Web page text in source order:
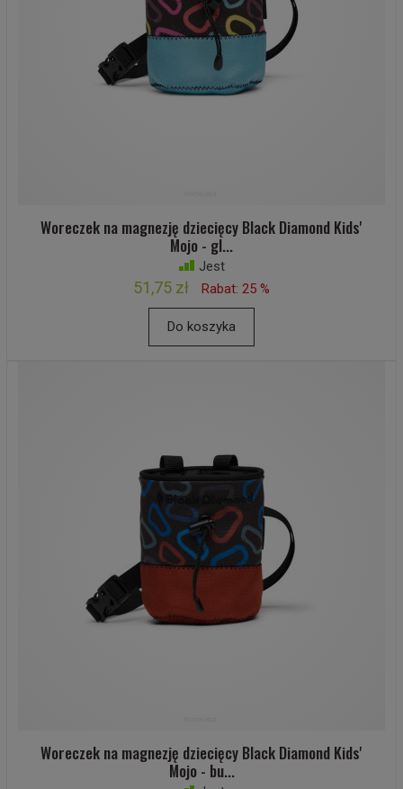
Woreczek na magnezję dziecięcy Black Diamond Kids'
Mojo - gl...
Jest
51,75 zł Rabat: 25 %
Do koszyka
Woreczek na magnezję dziecięcy Black Diamond Kids'
Mojo - bu...